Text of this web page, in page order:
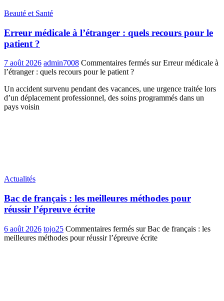
Beauté et Santé
Erreur médicale à l’étranger : quels recours pour le
patient ?
7 août 2026 admin7008 Commentaires fermés sur Erreur médicale à
l’étranger : quels recours pour le patient ?
Un accident survenu pendant des vacances, une urgence traitée lors
d’un déplacement professionnel, des soins programmés dans un
pays voisin
Actualités
Bac de français : les meilleures méthodes pour
réussir l’épreuve écrite
6 août 2026 tojo25 Commentaires fermés sur Bac de français : les
meilleures méthodes pour réussir l’épreuve écrite